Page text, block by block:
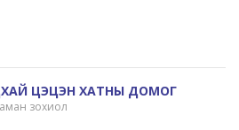
ЦЭЦЭН ХАТНЫ ДОМОГ
зохиол